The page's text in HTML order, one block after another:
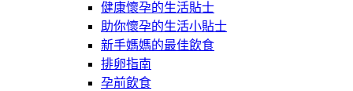
健康懷孕的生活貼士
助你懷孕的生活小貼士
新手媽媽的最佳飲食
排卵指南
孕前飲食